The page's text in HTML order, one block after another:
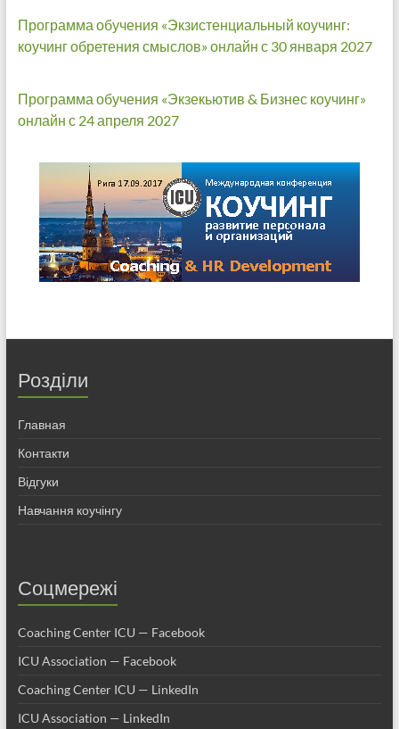
Программа обучения «Экзистенциальный коучинг:
коучинг обретения смыслов» онлайн с 30 января 2027
Программа обучения «Экзекьютив & Бизнес коучинг»
онлайн с 24 апреля 2027
Розділи
Главная
Контакти
Відгуки
Навчання коучінгу
Соцмережі
Coaching Center ICU — Facebook
ICU Association — Facebook
Coaching Center ICU — LinkedIn
ICU Association — LinkedIn